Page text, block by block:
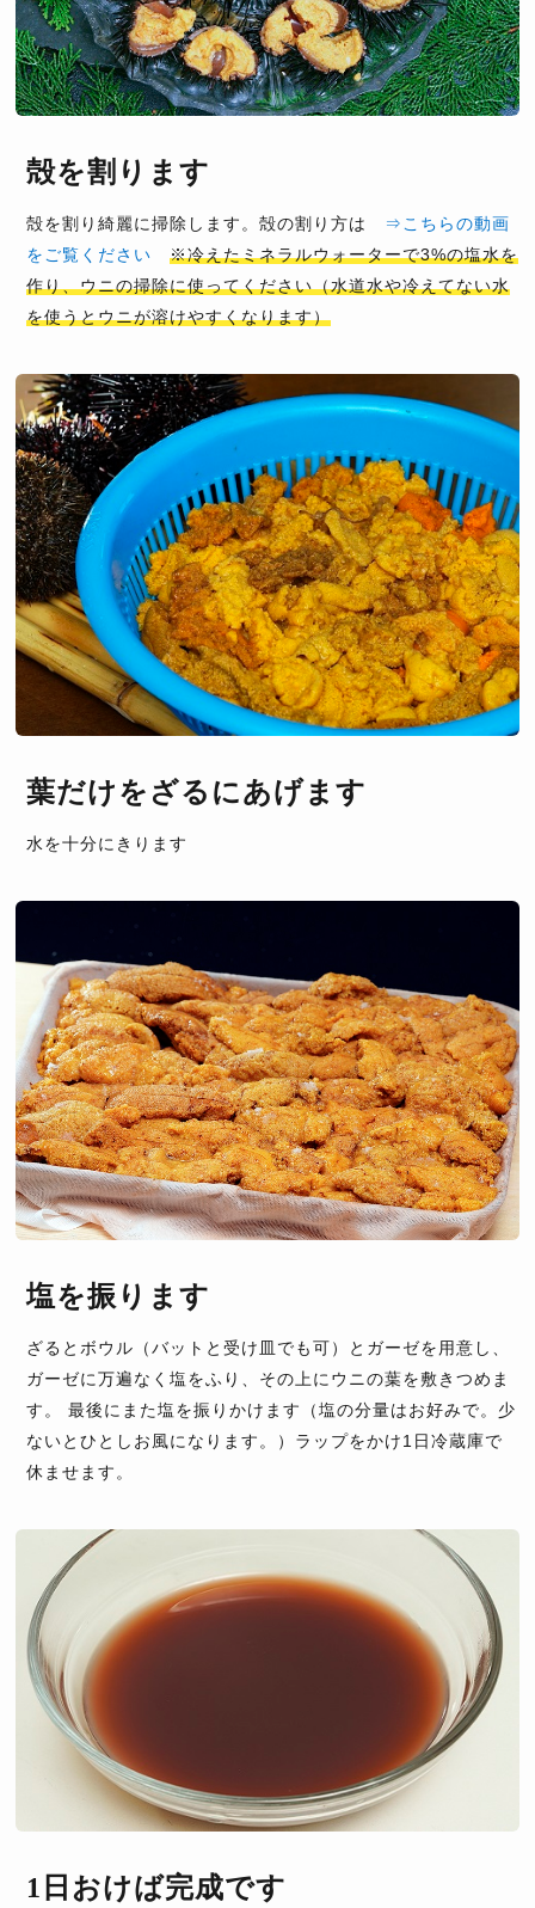
殻を割ります
殻を割り綺麗に掃除します。殻の割り方は
⇒こちらの動画
をご覧ください※冷えたミネラルウォーターで3%の塩水を
作り、ウニの掃除に使ってください（水道水や冷えてない水
を使うとウニが溶けやすくなります）
葉だけをざるにあげます
水を十分にきります
塩を振ります
ざるとボウル（バットと受け皿でも可）とガーゼを用意し、
ガーゼに万遍なく塩をふり、その上にウニの葉を敷きつめま
す。 最後にまた塩を振りかけます（塩の分量はお好みで。少
ないとひとしお風になります。）ラップをかけ1日冷蔵庫で
休ませます。
1日おけば完成です